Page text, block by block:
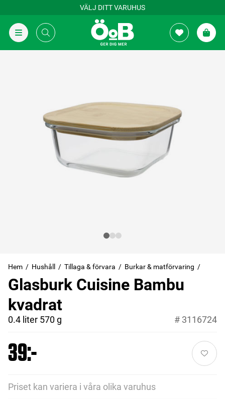
VÄLJ DITT VARUHUS
Hem Hushåll Tillaga & förvara Burkar & matförvaring
Glasburk Cuisine Bambu
kvadrat
0.4 liter 570 g # 3116724
39:-
Priset kan variera i våra olika varuhus